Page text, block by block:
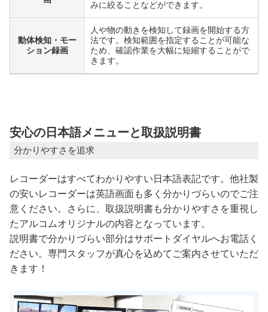
みに絞ることなどができます。
動体検知・モー
ション録画
人や物の動きを検知して録画を開始する方
法です。検知範囲を指定することが可能な
ため、確認作業を大幅に短縮することがで
きます。
安心の日本語メニューと取扱説明書
分かりやすさを追求
レコーダーはすべてわかりやすい日本語表記です。他社製
の安いレコーダーは英語画面も多く分かりづらいのでご注
意ください。さらに、取扱説明書も分かりやすさを重視し
たアルコムオリジナルの内容となっています。
説明書で分かりづらい部分はサポートダイヤルへお電話く
ださい。専門スタッフが真心を込めてご案内させていただ
きます！